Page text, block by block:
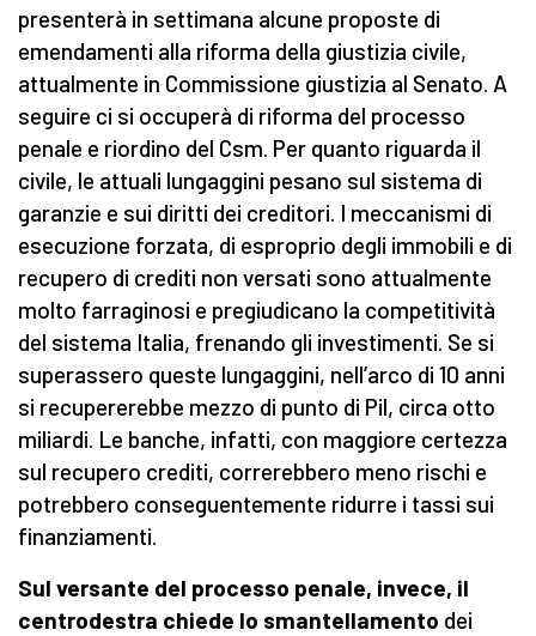
presenterà in settimana alcune proposte di
emendamenti alla riforma della giustizia civile,
attualmente in Commissione giustizia al Senato. A
seguire ci si occuperà di riforma del processo
penale e riordino del Csm. Per quanto riguarda il
civile, le attuali lungaggini pesano sul sistema di
garanzie e sui diritti dei creditori. I meccanismi di
esecuzione forzata, di esproprio degli immobili e di
recupero di crediti non versati sono attualmente
molto farraginosi e pregiudicano la competitività
del sistema Italia, frenando gli investimenti. Se si
superassero queste lungaggini, nell’arco di 10 anni
si recupererebbe mezzo di punto di Pil, circa otto
miliardi. Le banche, infatti, con maggiore certezza
sul recupero crediti, correrebbero meno rischi e
potrebbero conseguentemente ridurre i tassi sui
finanziamenti.
Sul versante del processo penale, invece, il
centrodestra chiede lo smantellamento dei